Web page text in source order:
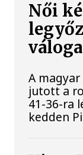
Női
A
jutott a
41-36-ra
kedden